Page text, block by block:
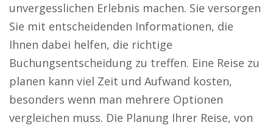
unvergesslichen Erlebnis machen. Sie versorgen
Sie mit entscheidenden Informationen, die
Ihnen dabei helfen, die richtige
Buchungsentscheidung zu treffen. Eine Reise zu
planen kann viel Zeit und Aufwand kosten,
besonders wenn man mehrere Optionen
vergleichen muss. Die Planung Ihrer Reise, von